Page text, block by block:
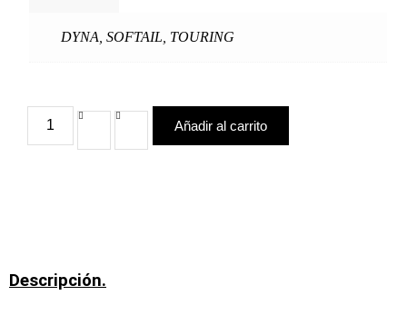
DYNA SOFTAIL TOURING
Añadir al carrito
Descripción.